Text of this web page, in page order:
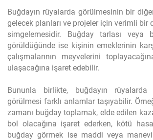
Buğdayın rüyalarda görülmesinin bir
gelecek planları ve projeler için verimli bir
simgelemesidir. Buğday tarlası veya
görüldüğünde ise kişinin emeklerinin
çalışmalarının meyvelerini
ulaşacağına işaret edebilir.
Bununla birlikte, buğdayın rüyalarda
görülmesi farklı anlamlar taşıyabilir.
zamanı buğday toplamak, elde edilen
bol olacağına işaret ederken, kötü
buğday görmek ise maddi veya